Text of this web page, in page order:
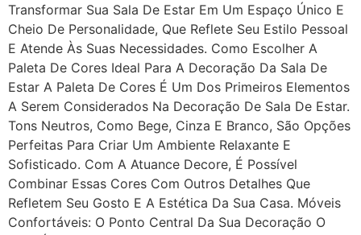
Transformar Sua Sala De Estar Em Um Espaço Único E
Cheio De Personalidade, Que Reflete Seu Estilo Pessoal
E Atende Às Suas Necessidades. Como Escolher A
Paleta De Cores Ideal Para A Decoração Da Sala De
Estar A Paleta De Cores É Um Dos Primeiros Elementos
A Serem Considerados Na Decoração De Sala De Estar.
Tons Neutros, Como Bege, Cinza E Branco, São Opções
Perfeitas Para Criar Um Ambiente Relaxante E
Sofisticado. Com A Atuance Decore, É Possível
Combinar Essas Cores Com Outros Detalhes Que
Refletem Seu Gosto E A Estética Da Sua Casa. Móveis
Confortáveis: O Ponto Central Da Sua Decoração O